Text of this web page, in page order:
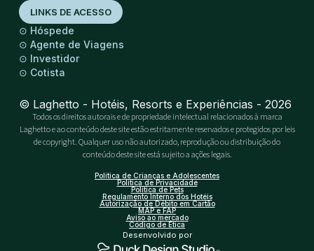
LINKS DE ACESSO
⊙ Hóspede
⊙ Agente de Viagens
⊙ Investidor
⊙ Cotista
© Laghetto - Hotéis, Resorts e Experiências - 2026
Todos os direitos autorais e de propriedade intelectual relacionados à marca
Laghetto e ao conteúdo deste site estão estritamente reservados e protegidos por leis
de copyright. Qualquer uso não autorizado, reprodução ou distribuição do
conteúdo deste site está sujeito a ações legais.
Política de Crianças e Adolescentes
Política de Privacidade
Política de Pets
Regulamento Interno dos Hotéis
Autorização de Débito em Cartão
MAP e FAP
Aviso ao mercado
Código de Ética
Desenvolvido por